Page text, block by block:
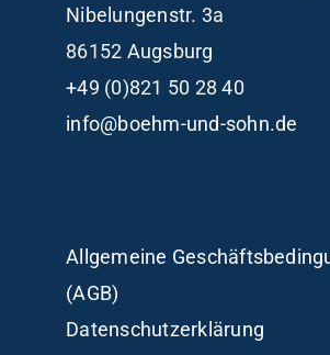
Nibelungenstr. 3a
86152 Augsburg
+49 (0)821 50 28 40
info@boehm-und-sohn.de
Allgemeine
(AGB)
Datenschutzerklärung